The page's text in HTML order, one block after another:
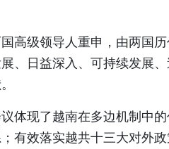
高级领导人重申，由两国
、日益深入、可持续发展
体现了越南在多边机制中
有效落实越共十三大对外